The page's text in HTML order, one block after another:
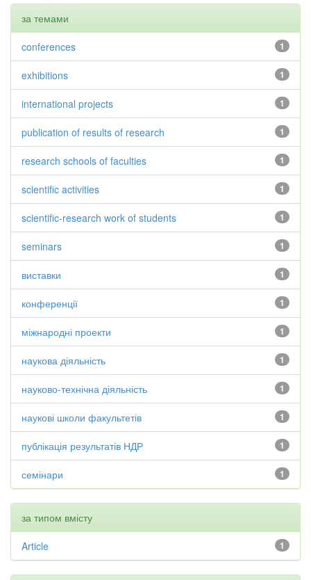
за темами
1
conferences
1
exhibitions
1
international projects
1
publication of results of research
1
research schools of faculties
1
scientific activities
1
scientific-research work of students
1
seminars
1
виставки
1
конференції
1
міжнародні проекти
1
наукова діяльність
1
науково-технічна діяльність
1
наукові школи факультетів
1
публікація результатів НДР
1
семінари
за типом вмісту
1
Article